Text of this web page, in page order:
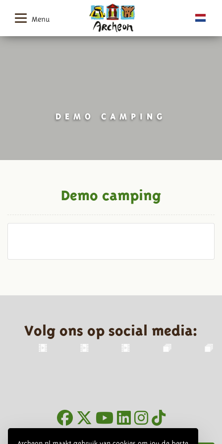
Menu
DEMO CAMPING
Demo camping
Volg ons op social media: